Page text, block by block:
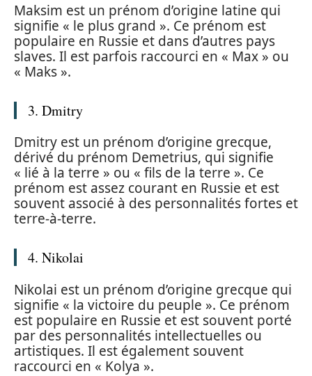
Maksim est un prénom d’origine latine qui
signifie « le plus grand ». Ce prénom est
populaire en Russie et dans d’autres pays
slaves. Il est parfois raccourci en « Max » ou
« Maks ».
3. Dmitry
Dmitry est un prénom d’origine grecque,
dérivé du prénom Demetrius, qui signifie
« lié à la terre » ou « fils de la terre ». Ce
prénom est assez courant en Russie et est
souvent associé à des personnalités fortes et
terre-à-terre.
4. Nikolai
Nikolai est un prénom d’origine grecque qui
signifie « la victoire du peuple ». Ce prénom
est populaire en Russie et est souvent porté
par des personnalités intellectuelles ou
artistiques. Il est également souvent
raccourci en « Kolya ».